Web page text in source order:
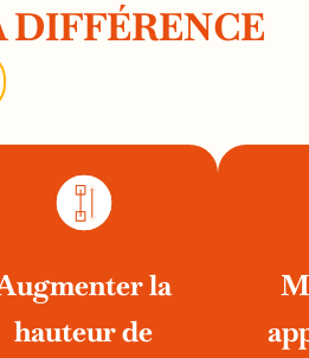
la
hauteur de